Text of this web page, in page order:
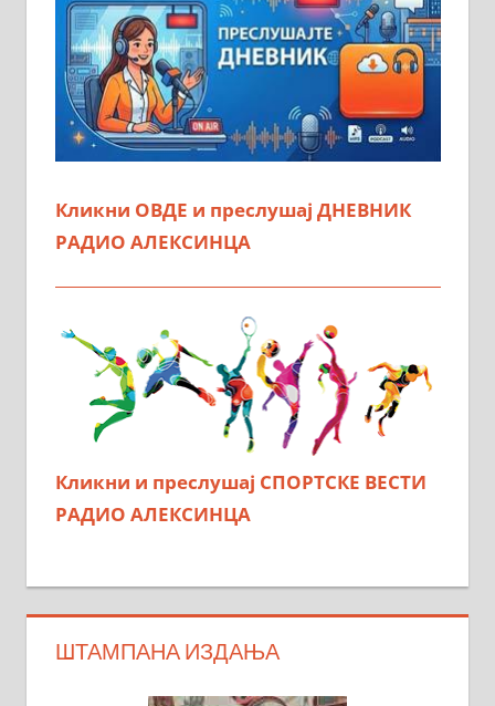
Кликни ОВДЕ и преслушај ДНЕВНИК
РАДИО АЛЕКСИНЦА
Кликни и преслушај СПОРТСКЕ ВЕСТИ
РАДИО АЛЕКСИНЦА
ШТАМПАНА ИЗДАЊА